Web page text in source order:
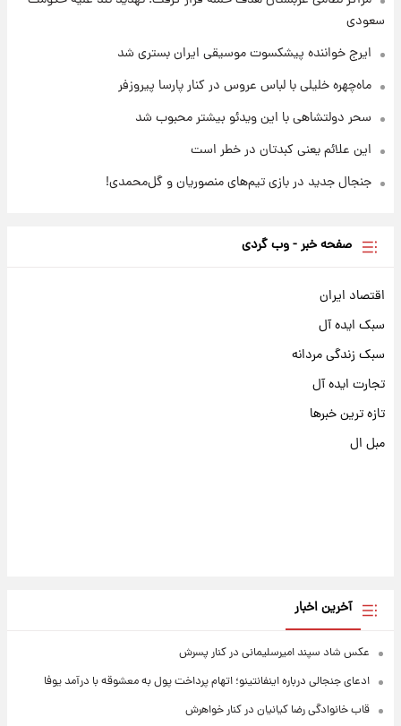
سعودی
ایرج خواننده پیشکسوت موسیقی ایران بستری شد
ماه‌چهره خلیلی با لباس عروس در کنار پارسا پیروزفر
سحر دولتشاهی با این ویدئو بیشتر محبوب شد
این علائم یعنی کبدتان در خطر است
جنجال جدید در بازی تیم‌های منصوریان و گل‌محمدی!
صفحه خبر - وب گردی
اقتصاد ایران
سبک ایده آل
سبک زندگی مردانه
تجارت ایده آل
تازه ترین خبرها
مبل ال
آخرین اخبار
عکس شاد سپند امیرسلیمانی در کنار پسرش
ادعای جنجالی درباره اینفانتینو؛ اتهام پرداخت پول به معشوقه با درآمد یوفا
قاب خانوادگی رضا کیانیان در کنار خواهرش